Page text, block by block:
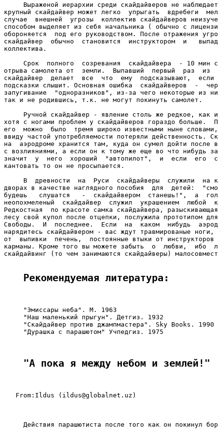
Выраженой иерархии среди скайдайверов не
крупный скайдайвер может легко  упрыгать  вдребеги
случае  внешней  угрозы  коллектив скайдайверов
способом выделяет из себя начальника ( обычно с
обороняется  под его руководством. После отражения
скайдайвер  обычно  становится  инструктором  и
коллектива.
Срок  полного  созревания  скайдайвера  - 10 мин
отрыва самолета от  земли.  Выпавший  первый  раз  из
скайдайвер  делает  все  что  ему  подсказывают,
подсказки слышит. Основная ошибка  скайдайверов  -
запугивание  "одноразников", из-за чего некоторые из
так и не родившись, т.к. не могут покинуть самолет.
Ручной скайдайвер - явление столь же редкое, как
хотя с ногами проблем у скайдайверов гораздо больше.
его  можно  было  тремя широко известными ныне
ввиду частой употребляемости потеряли действенность.
на  аэродроме хранится там, куда он сумел дойти после
с возлияниями, а если он к тому же еще во что нибудь
значит  у  него  хороший  "автопилот",  и  если  его
кантовать то он не просыпается.
В  древности  на  Руси  скайдайверы  служили  на
дворах в качестве наглядного пособия  для  детей:
будешь   слушатся   -  скайдайвером  станешь!",  а
неопохмеленый  скайдайвер  служил  украшением  любой
Редкостная  по красоте самка скайдайвера,
лесу свой купол после отцепки, послужила прототипом
Свободы.  И  последнее.  Если  на  каком  нибудь
нарядитесь скайдайвером - вас ждут травмированые ноги,
от  выпивки  печень,  постоянные втыки от инструкторов
карманы. Кроме того вы можете забыть  о  любви,  ибо
скайдайвинг (то чем занимаются скайдайверы)
Рекомендуемая литература:
     "Эмиссары неба". М. 1963
     "Наш маленький прыгун". Детгиз. 1932
     "Скайдайвер против джампмастера". Sky Books. 1990
     "Дурашка с парашютом" Учпедгиз. 1975
"А пока я между небом и землей!"
   From:Ildus (ildus@globalnet.uz)
Действия парашютиста после того как он покинул